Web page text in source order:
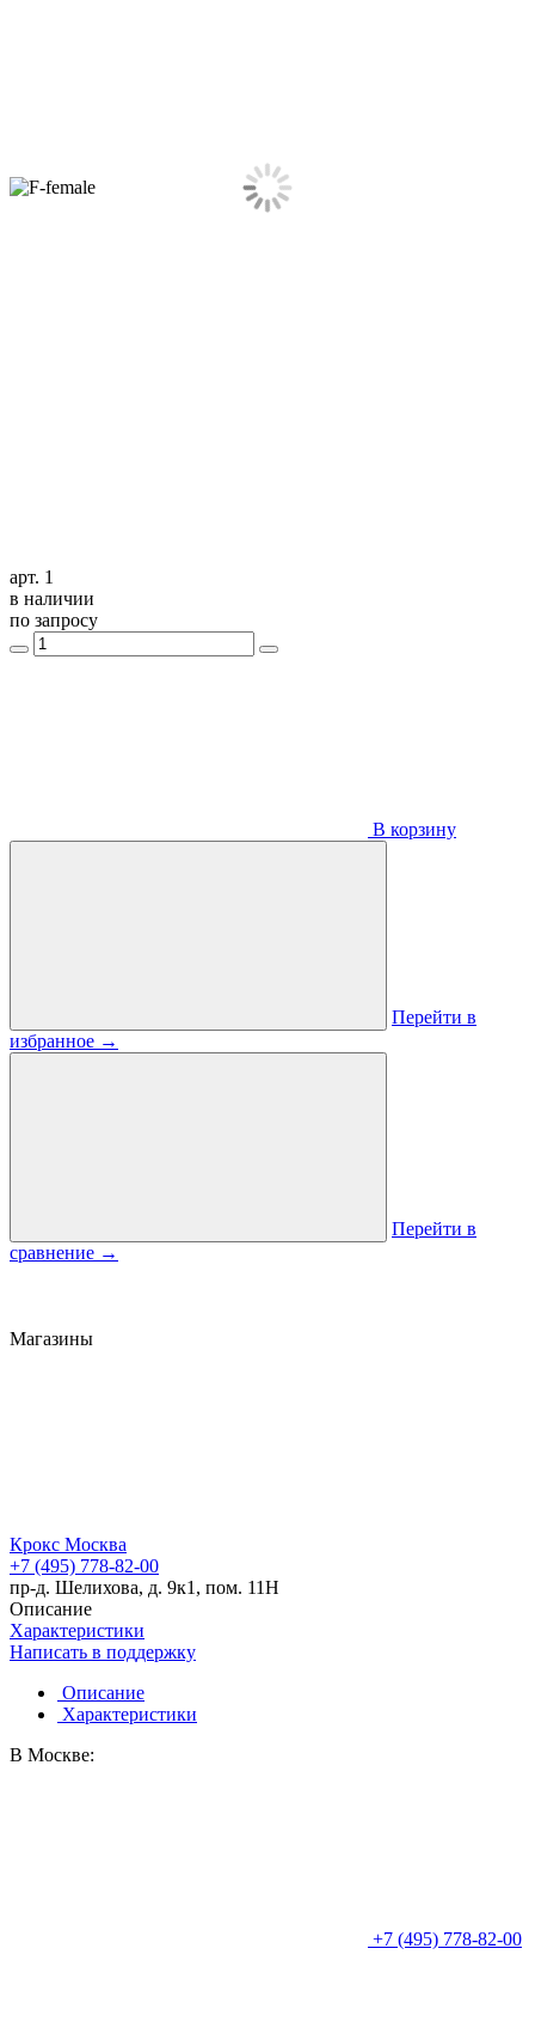
арт. 1
в наличии
по запросу
В корзину
Перейти в
избранное →
Перейти в
сравнение →
Магазины
Крокс Москва
+7 (495) 778-82-00
пр-д. Шелихова, д. 9к1, пом. 11Н
Описание
Характеристики
Написать в поддержку
Описание
Характеристики
В Москве:
+7 (495) 778-82-00